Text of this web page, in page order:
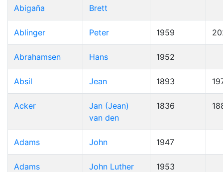
Abigaña Brett
Ablinger Peter 1959
Abrahamsen Hans 1952
Absil Jean 1893
Acker
Jan (Jean)
van den
1836
Adams John 1947
Adams John Luther 1953